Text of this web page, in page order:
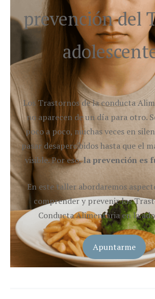
prevención del
Los Trastornos de la conducta
no aparecen de un día para otro.
poco a poco, muchas veces en
pasar desapercibidos hasta que el
visible. Por eso,la prevención es
En este taller abordaremos
comprender y prevenir los
Conducta Alimentaria en la
Apuntarme